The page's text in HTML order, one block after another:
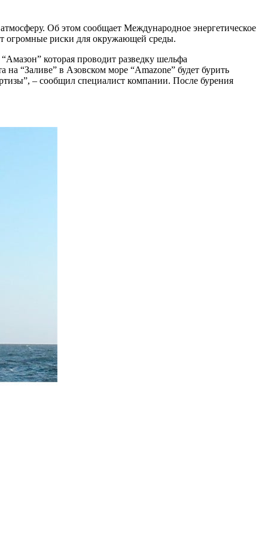
Об этом сообщает Международное энергетическое
огромные риски для окружающей среды.
которая проводит разведку шельфа
“Заливе” в Азовском море “Amazone” будет бурить
– сообщил специалист компании. После бурения